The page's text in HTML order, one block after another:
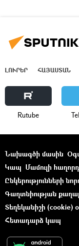
ԼՈՒՐԵՐ ՀԱՅԱՍՏԱՆ
Rutube
Նախագծի մասին
Կապ Մամուլի
Ընկերությունների
Գաղտնիության
Տեղեկանիշի (cookie)
Հետադարձ կապ